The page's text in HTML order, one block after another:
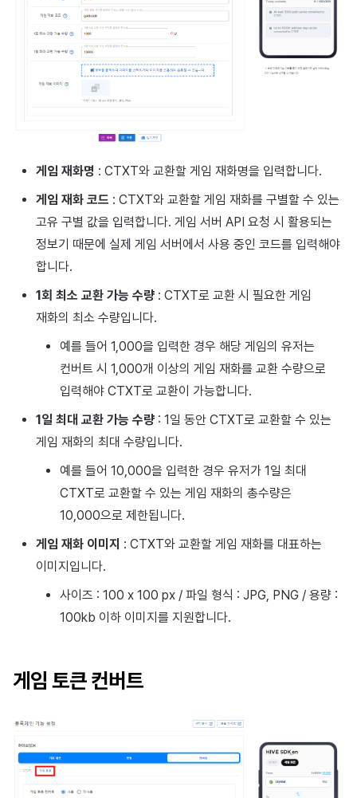
게임 재화명 : CTXT와 교환할 게임 재화명을 입력합니다.
게임 재화 코드 : CTXT와 교환할 게임 재화를 구별할 수 있는
고유 구별 값을 입력합니다. 게임 서버 API 요청 시 활용되는
정보기 때문에 실제 게임 서버에서 사용 중인 코드를 입력해야
합니다.
1회 최소 교환 가능 수량: CTXT로 교환 시 필요한 게임
재화의 최소 수량입니다.
예를 들어 1,000을 입력한 경우 해당 게임의 유저는
컨버트 시 1,000개 이상의 게임 재화를 교환 수량으로
입력해야 CTXT로 교환이 가능합니다.
1일 최대 교환 가능 수량: 1일 동안 CTXT로 교환할 수 있는
게임 재화의 최대 수량입니다.
예를 들어 10,000을 입력한 경우 유저가 1일 최대
CTXT로 교환할 수 있는 게임 재화의 총수량은
10,000으로 제한됩니다.
게임 재화 이미지 : CTXT와 교환할 게임 재화를 대표하는
이미지입니다.
사이즈 : 100 x 100 px / 파일 형식 : JPG, PNG / 용량 :
100kb 이하 이미지를 지원합니다.
게임 토큰 컨버트